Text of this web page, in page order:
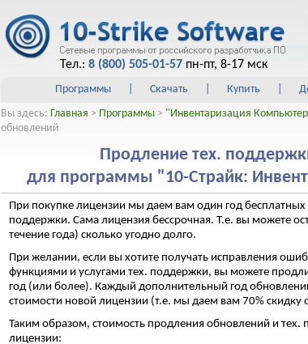
Тел.: 8 (800) 505-01-57 пн-пт, 8-17 мск
Программы Скачать Купить
Вы здесь: Главная > Программы > "Инвентаризация
обновлений
Продление тех.
для программы "10-Страйк:
При покупке лицензии мы даем вам один год
поддержки. Сама лицензия бессрочная. Т.е. вы можете
течение года) сколько угодно долго.
При желании, если вы хотите получать исправления
функциями и услугами тех. поддержки, вы можете
год (или более). Каждый дополнительный год
стоимости новой лицензии (т.е. мы даем вам 70% скидку
Таким образом, стоимость продления обновлений и тех.
лицензии: